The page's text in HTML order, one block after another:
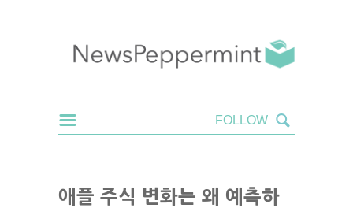
애플 주식 변화는 왜 예측하